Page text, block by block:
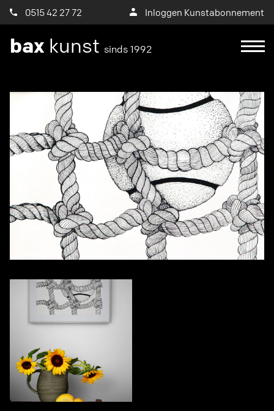
0515 42 27 72 Inloggen Kunstabonnement
bax kunst sinds 1992